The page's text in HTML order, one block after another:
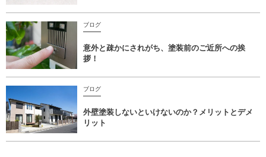
ブログ
意外と疎かにされがち、塗装前のご近所への挨
拶！
ブログ
外壁塗装しないといけないのか？メリットとデメ
リット